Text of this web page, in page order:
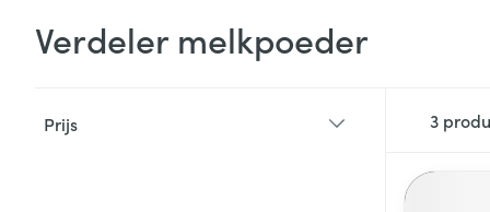
Verdeler melkpoeder
Prijs
3